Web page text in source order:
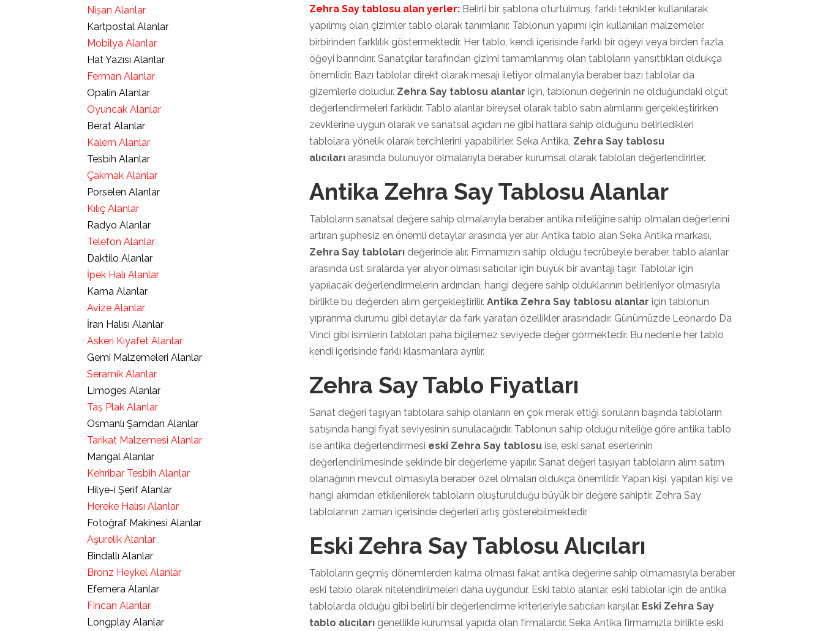
Zehra Say tablosu alan yerler: Belirli bir şablona oturtulmuş, farklı teknikler kullanılarak
yapılmış olan çizimler tablo olarak tanımlanır. Tablonun yapımı için kullanılan malzemeler
birbirinden farklılık göstermektedir. Her tablo, kendi içerisinde farklı bir öğeyi veya birden fazla
öğeyi barındırır. Sanatçılar tarafından çizimi tamamlanmış olan tabloların yansıttıkları oldukça
önemlidir. Bazı tablolar direkt olarak mesajı iletiyor olmalarıyla beraber bazı tablolar da
gizemlerle doludur. Zehra Say tablosu alanlar için, tablonun değerinin ne olduğundaki ölçüt
değerlendirmeleri farklıdır. Tablo alanlar bireysel olarak tablo satın alımlarını gerçekleştirirken
zevklerine uygun olarak ve sanatsal açıdan ne gibi hatlara sahip olduğunu belirledikleri
tablolara yönelik olarak tercihlerini yapabilirler. Seka Antika, Zehra Say tablosu
alıcıları arasında bulunuyor olmalarıyla beraber kurumsal olarak tabloları değerlendirirler.
Antika Zehra Say Tablosu Alanlar
Tabloların sanatsal değere sahip olmalarıyla beraber antika niteliğine sahip olmaları değerlerini
artıran şüphesiz en önemli detaylar arasında yer alır. Antika tablo alan Seka Antika markası,
Zehra Say tabloları değerinde alır. Firmamızın sahip olduğu tecrübeyle beraber, tablo alanlar
arasında üst sıralarda yer alıyor olması satıcılar için büyük bir avantajı taşır. Tablolar için
yapılacak değerlendirmelerin ardından, hangi değere sahip olduklarının belirleniyor olmasıyla
birlikte bu değerden alım gerçekleştirilir. Antika Zehra Say tablosu alanlar için tablonun
yıpranma durumu gibi detaylar da fark yaratan özellikler arasındadır. Günümüzde Leonardo Da
Vinci gibi isimlerin tabloları paha biçilemez seviyede değer görmektedir. Bu nedenle her tablo
kendi içerisinde farklı klasmanlara ayrılır.
Zehra Say Tablo Fiyatları
Sanat değeri taşıyan tablolara sahip olanların en çok merak ettiği soruların başında tabloların
satışında hangi fiyat seviyesinin sunulacağıdır. Tablonun sahip olduğu niteliğe göre antika tablo
ise antika değerlendirmesi eski Zehra Say tablosu ise, eski sanat eserlerinin
değerlendirilmesinde şeklinde bir değerleme yapılır. Sanat değeri taşıyan tabloların alım satım
olanağının mevcut olmasıyla beraber özel olmaları oldukça önemlidir. Yapan kişi, yapılan kişi ve
hangi akımdan etkilenilerek tabloların oluşturulduğu büyük bir değere sahiptir. Zehra Say
tablolarının zaman içerisinde değerleri artış gösterebilmektedir.
Eski Zehra Say Tablosu Alıcıları
Tabloların geçmiş dönemlerden kalma olması fakat antika değerine sahip olmamasıyla beraber
eski tablo olarak nitelendirilmeleri daha uygundur. Eski tablo alanlar, eski tablolar için de antika
tablolarda olduğu gibi belirli bir değerlendirme kriterleriyle satıcıları karşılar. Eski Zehra Say
tablo alıcıları genellikle kurumsal yapıda olan firmalardır. Seka Antika firmamızla birlikte eski
Nişan Alanlar
Kartpostal Alanlar
Mobilya Alanlar
Hat Yazısı Alanlar
Ferman Alanlar
Opalin Alanlar
Oyuncak Alanlar
Berat Alanlar
Kalem Alanlar
Tesbih Alanlar
Çakmak Alanlar
Porselen Alanlar
Kılıç Alanlar
Radyo Alanlar
Telefon Alanlar
Daktilo Alanlar
İpek Halı Alanlar
Kama Alanlar
Avize Alanlar
İran Halısı Alanlar
Askeri Kıyafet Alanlar
Gemi Malzemeleri Alanlar
Seramik Alanlar
Limoges Alanlar
Taş Plak Alanlar
Osmanlı Şamdan Alanlar
Tarikat Malzemesi Alanlar
Mangal Alanlar
Kehribar Tesbih Alanlar
Hilye-i Şerif Alanlar
Hereke Halısı Alanlar
Fotoğraf Makinesi Alanlar
Aşurelik Alanlar
Bindallı Alanlar
Bronz Heykel Alanlar
Efemera Alanlar
Fincan Alanlar
Longplay Alanlar